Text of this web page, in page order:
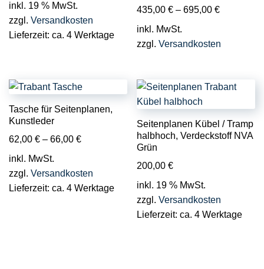
inkl. 19 % MwSt.
zzgl. Versandkosten
Lieferzeit: ca. 4 Werktage
435,00€ –695,00€
inkl. MwSt.
zzgl.Versandkosten
Tasche für Seitenplanen,
Kunstleder
62,00 € – 66,00 €
inkl. MwSt.
zzgl. Versandkosten
Lieferzeit: ca. 4 Werktage
Seitenplanen Kübel / Tramp
halbhoch, Verdeckstoff NVA
Grün
200,00€
inkl. 19 % MwSt.
zzgl.Versandkosten
Lieferzeit:ca. 4 Werktage